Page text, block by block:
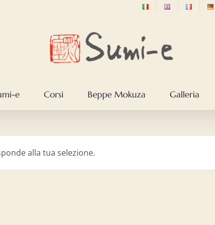
e Corsi Beppe Mokuza Galleria
alla tua selezione.